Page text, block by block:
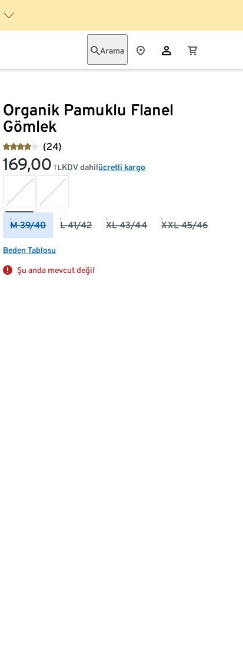
Arama
Organik Pamuklu Flanel
Gömlek
(24)
169,00 TLKDV dahilücretli kargo
M 39/40 L 41/42 XL 43/44 XXL 45/46
Beden Tablosu
Şu anda mevcut değil